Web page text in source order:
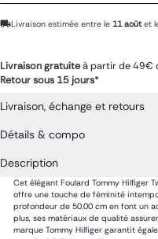
Livraison estimée entre le 11 août et
Livraison gratuiteà partir de 49€
Retour sous 15 jours*
Livraison, échange et retours
Détails & compo
Description
Cet élégant Foulard Tommy Hilfiger
offre une touche de féminité
profondeur de 50.00 cm en font un
plus, ses matériaux de qualité
marque Tommy Hilfiger garantit